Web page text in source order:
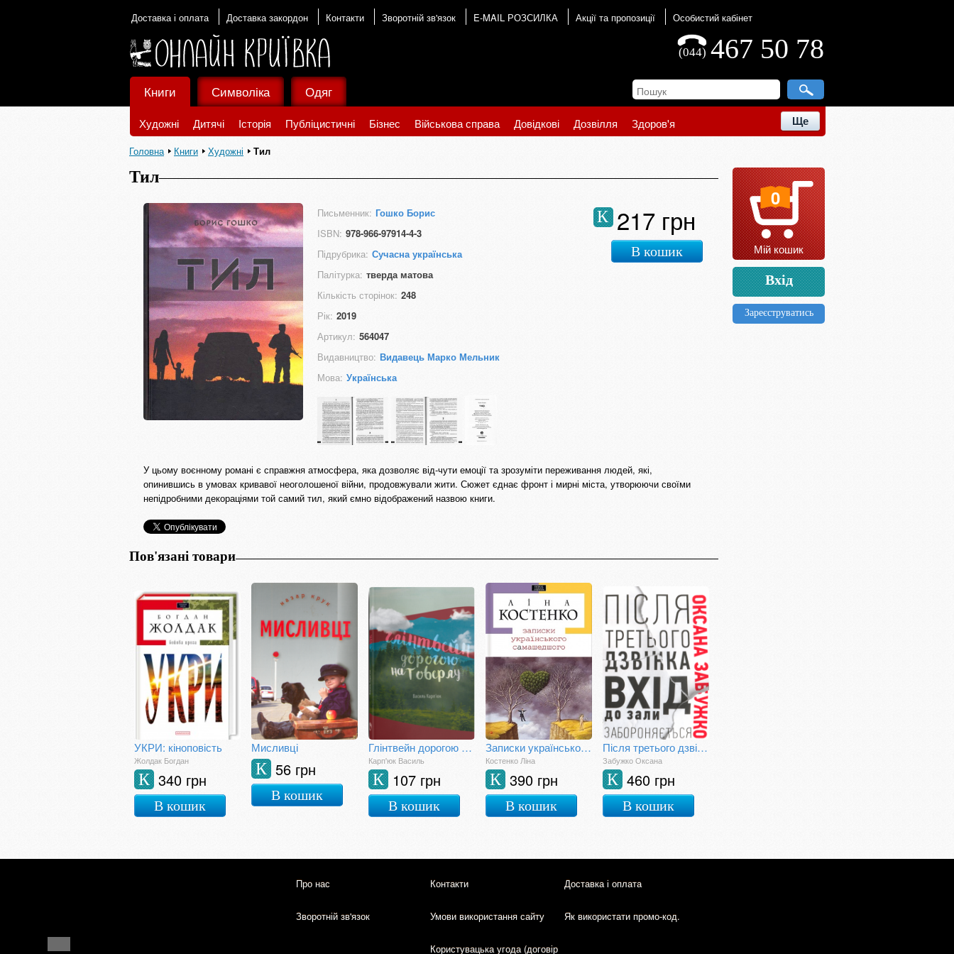
Доставка і оплата Доставка закордон Контакти Зворотній зв'язок E-MAIL РОЗСИЛКА Акції та пропозиції Особистий кабінет
467 50 78
(044)
Книги
Художні Дитячі Історія Публіцистичні Бізнес Військова справа Довідкові Дозвілля Здоров'я Ще
Символіка Одяг
Головна Книги Художні Тил
Тил
Письменник: Гошко Борис
ISBN: 978-966-97914-4-3
Підрубрика: Сучасна українська
Палітурка: тверда матова
Кількість сторінок: 248
Рік: 2019
Артикул: 564047
Видавництво: Видавець Марко Мельник
Мова: Українська
217 грн
К
В кошик
У цьому воєнному романі є справжня атмосфера, яка дозволяє від-чути емоції та зрозуміти переживання людей, які,
опинившись в умовах кривавої неоголошеної війни, продовжували жити. Сюжет єднає фронт і мирні міста, утворюючи своїми
непідробними декораціями той самий тил, який ємно відображений назвою книги.
Пов'язані товари
УКРИ: кіноповість
Жолдак Богдан
340 грн
К
В кошик
Мисливці
56 грн
К
В кошик
Глінтвейн дорогою на Говерлу
Карп'юк Василь
107 грн
К
В кошик
Записки українського самашедшого
Костенко Ліна
390 грн
К
В кошик
Після третього дзвінка вхід до зали забороняється
Забужко Оксана
460 грн
К
В кошик
0
Мій кошик
Вхід
Зареєструватись
Про нас Контакти Доставка і оплата
Зворотній зв'язок Умови використання сайту Як використати промо-код.
Користувацька угода (договір